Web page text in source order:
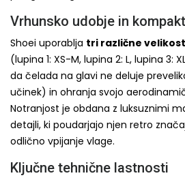
Vrhunsko udobje in
Shoei uporablja tri različne
(lupina 1: XS-M, lupina 2: L, lupina 3:
da čelada na glavi ne deluje
učinek) in ohranja svojo
Notranjost je obdana z luksuznimi
detajli, ki poudarjajo njen retro
odlično vpijanje vlage.
Ključne tehnične lastnosti